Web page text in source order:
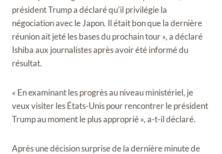
président Trump a déclaré qu'il privilégie la
négociation avec le Japon. Il était bon que la dernière
réunion ait jeté les bases du prochain tour », a déclaré
Ishiba aux journalistes après avoir été informé du
résultat.
« En examinant les progrès au niveau ministériel, je
veux visiter les États-Unis pour rencontrer le président
Trump au moment le plus approprié », a-t-il déclaré.
Après une décision surprise de la dernière minute de